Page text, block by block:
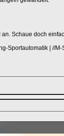
Schaue doch
Sportautomatik | //